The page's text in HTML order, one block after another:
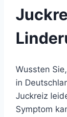
Wussten
in
Juckreiz
Symptom